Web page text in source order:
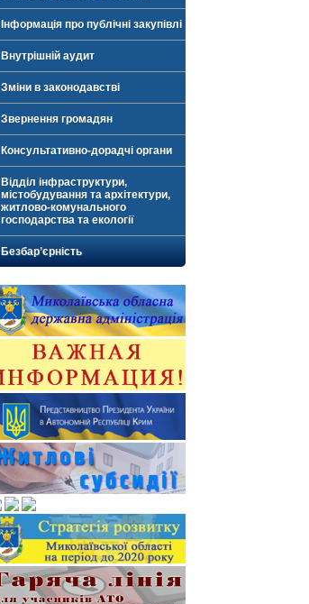
Інформація про публічні закупівлі
Внутрішній аудит
Зміни в законодавстві
Звернення громадян
Консультативно-дорадчі органи
Відділ інфраструктури,
містобудування та архітектури,
житлово-комунального
господарства та екології
Безбар’єрність